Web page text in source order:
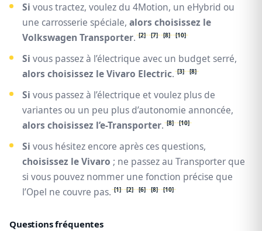
Si vous tractez, voulez du 4Motion, un eHybrid ou
une carrosserie spéciale, alors choisissez le
Volkswagen Transporter. [2] [7] [8] [10]
Si vous passez à l’électrique avec un budget serré,
alors choisissez le Vivaro Electric. [3] [8]
Si vous passez à l’électrique et voulez plus de
variantes ou un peu plus d’autonomie annoncée,
alors choisissez l’e-Transporter. [8] [10]
Si vous hésitez encore après ces questions,
choisissez le Vivaro ; ne passez au Transporter que
si vous pouvez nommer une fonction précise que
l’Opel ne couvre pas. [1] [2] [6] [8] [10]
Questions fréquentes